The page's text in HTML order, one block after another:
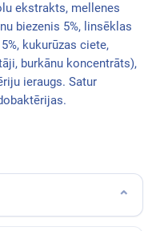
ekstrakts, mellenes
biezenis 5%, linsēklas
kukurūzas ciete,
burkānu koncentrāts),
ieraugs. Satur
⌄